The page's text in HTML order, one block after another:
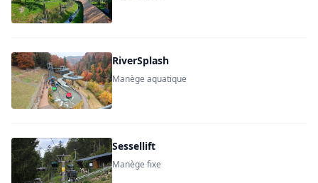
RiverSplash
Manège aquatique
Sessellift
Manège fixe